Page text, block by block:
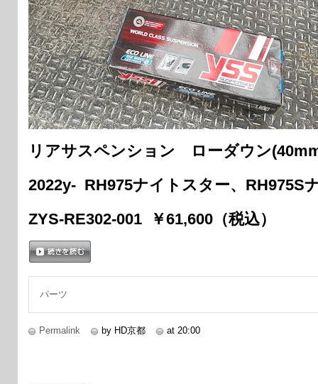
リアサスペンション ローダウン
2022y- RH975ナイトスター、RH975S
ZYS-RE302-001 ￥61,600（税込）
パーツ
Permalink by HD京都 at 20:00